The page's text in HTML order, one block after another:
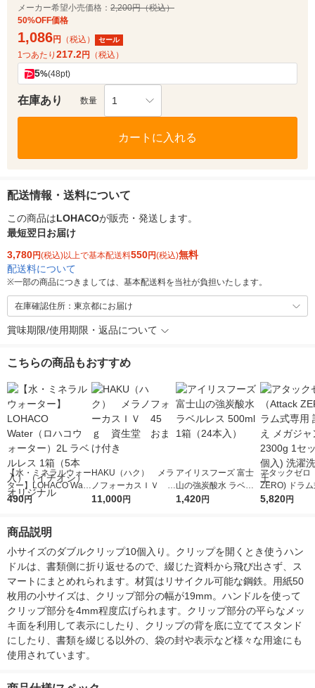
メーカー希望小売価格： 2,200円（税込）
50%OFF価格
1,086円 （税込） セール
1つあたり 217.2円 （税込）
5%(48pt)
在庫あり 数量 1
カートに入れる
配送情報・送料について
この商品はLOHACOが販売・発送します。
最短翌日お届け
3,780円(税込)以上で基本配送料550円(税込)無料
配送料について
※一部の商品につきましては、基本配送料を当社が負担いたします。
在庫確認住所：東京都にお届け
賞味期限/使用期限・返品について
こちらの商品もおすすめ
【水・ミネラルウォー
ター】LOHACO Wate
r（ロハコウォータ
シ） オリジナル
490円
HAKU（ハク） メラ
ノフォーカスＩＶ 4
5ｇ 資生堂 おまけ
11,000円
アイリスフーズ 富士
山の強炭酸水 ラベル
レス 500ml 1箱（24
1,420円
アタックゼロ
ZERO) ドラ
詰め替え メガ
5,820円
商品説明
小サイズのダブルクリップ10個入り。クリップを開くとき使うハン
ドルは、書類側に折り返せるので、綴じた資料から飛び出さず、ス
マートにまとめれられます。材質はリサイクル可能な鋼鉄。用紙50
枚用の小サイズは、クリップ部分の幅が19mm。ハンドルを使って
クリップ部分を4mm程度広げられます。クリップ部分の平らなメッ
キ面を利用して表示にしたり、クリップの背を底に立ててスタンド
にしたり、書類を綴じる以外の、袋の封や表示など様々な用途にも
使用されています。